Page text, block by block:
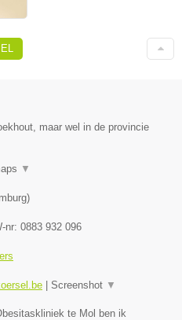
maar wel in de provincie
▼
)
nr: 0883 932 096
| Screenshot ▼
te Mol ben ik